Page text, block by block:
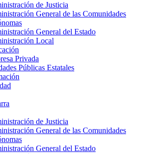
de Justicia
General de las Comunidades
General del Estado
Local
Privada
Públicas Estatales
de Justicia
General de las Comunidades
General del Estado